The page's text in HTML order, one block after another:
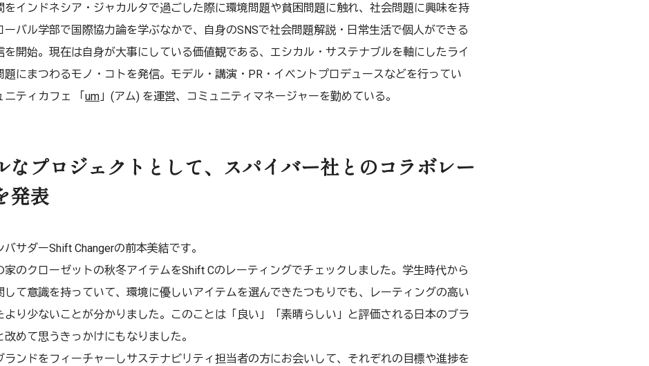
インドネシア・ジャカルタで過ごした際に環境問題や貧困問題に触れ、社会問題に興味を持
ーバル学部で国際協力論を学ぶなかで、自身のSNSで社会問題解説・日常生活で個人ができる
を開始。現在は自身が大事にしている価値観である、エシカル・サステナブルを軸にしたライ
題にまつわるモノ・コトを発信。モデル・講演・PR・イベントプロデュースなどを行ってい
ニティカフェ 「um 」(アム) を運営、コミュニティマネージャーを勤めている。
なプロジェクトとして、スパイバー社とのコラボレー
発表
サダーShift Changerの前本美結です。
家のクローゼットの秋冬アイテムをShift Cのレーティングでチェックしました。学生時代から
して意識を持っていて、環境に優しいアイテムを選んできたつもりでも、レーティングの高い
より少ないことが分かりました。このことは「良い」「素晴らしい」と評価される日本のブラ
めて思うきっかけにもなりました。
ランドをフィーチャーしサステナビリティ担当者の方にお会いして、それぞれの目標や進捗を